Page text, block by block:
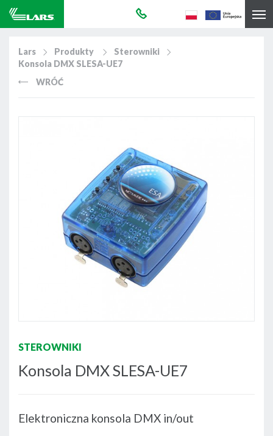
Lars Produkty
Sterowniki
Konsola DMX SLESA-UE7
WRÓĆ
STEROWNIKI
Konsola DMX SLESA-UE7
Elektroniczna konsola DMX in/out